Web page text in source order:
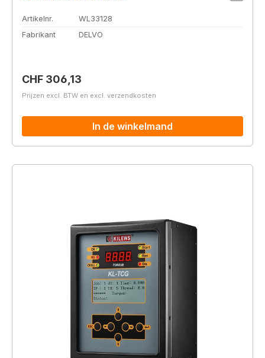
Artikelnr.
WL33128
Fabrikant
DELVO
Normale prijs:
CHF 306,13
Prijzen excl. BTW en excl. verzendkosten
In de winkelmand